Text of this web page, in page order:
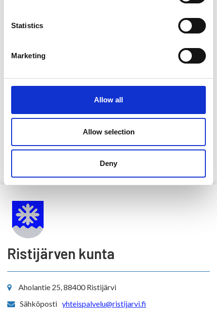
Statistics
Marketing
Allow all
Allow selection
Deny
Ristijärven perusopetuksessa Wilma on koulun ensisijainen
oppilas ja huoltajat voivat Wilman avulla nähdä mm läksyt,
koepäivät ja tiedotteet. Seurata oppilaan arvosanoja,
oppilaan yhteystiedot.
Pikaohje huoltajille
Wilmaan kirjautumisessa saat tarvittaessa apua koulun
Ristijärven kunta
Aholantie 25, 88400 Ristijärvi
Sähköposti yhteispalvelu@ristijarvi.fi